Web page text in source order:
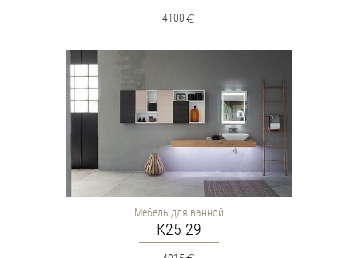
4100
Мебель для ванной
К25 29